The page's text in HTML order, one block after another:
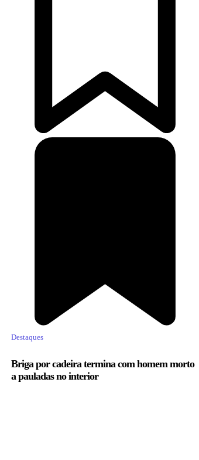
Destaques
Briga por cadeira termina com homem morto
a pauladas no interior